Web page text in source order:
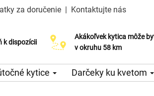
za doručenie | Kontaktujte nás
k dispozícii
200 CZK
Akákoľvek kytica môže
v okruhu 58 km
kytice Darčeky ku kvetom